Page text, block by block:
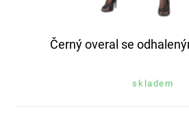
Černý overal se
skladem